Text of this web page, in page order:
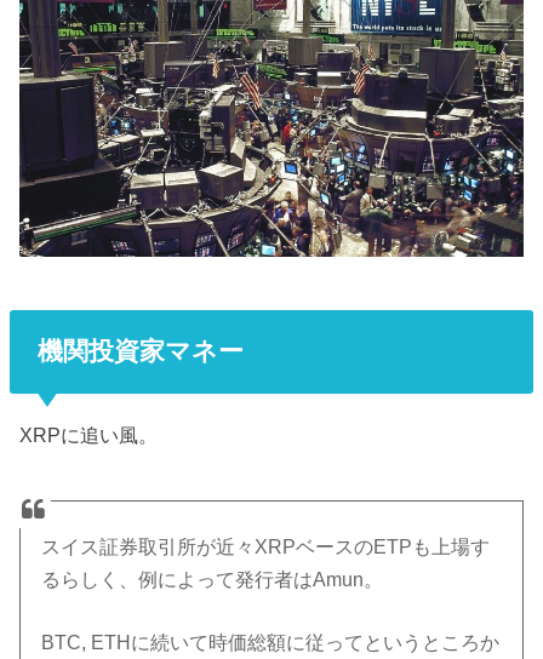
機関投資家マネー
XRPに追い風。
スイス証券取引所が近々XRPベースのETPも上場す
るらしく、例によって発行者はAmun。
BTC, ETHに続いて時価総額に従ってというところか